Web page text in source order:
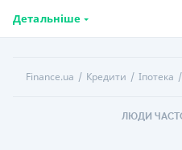
Детальніше
Finance.ua Кредити Іпотека
ЛЮДИ